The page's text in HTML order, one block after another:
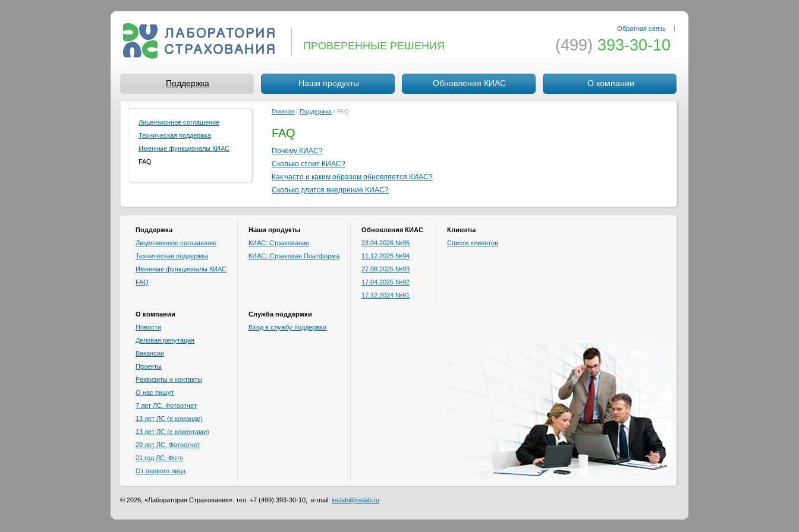
ПРОВЕРЕННЫЕ РЕШЕНИЯ
Обратная связь |
(499) 393-30-10
Поддержка Наши продукты Обновления КИАС О компании
Лицензионное соглашение
Техническая поддержка
Именные функционалы КИАС
FAQ
Главная / Поддержка / FAQ
FAQ
Почему КИАС?
Сколько стоит КИАС?
Как часто и каким образом обновляется КИАС?
Сколько длится внедрение КИАС?
Поддержка
Лицензионное соглашение
Техническая поддержка
Именные функционалы КИАС
FAQ
Наши продукты
КИАС: Страхование
КИАС: Страховая Платформа
Обновления КИАС
23.04.2026 №95
11.12.2025 №94
27.08.2025 №93
17.04.2025 №92
17.12.2024 №91
Клиенты
Список клиентов
О компании
Новости
Деловая репутация
Вакансии
Проекты
Реквизиты и контакты
О нас пишут
7 лет ЛС. Фотоотчет
13 лет ЛС (в команде)
13 лет ЛС (с клиентами)
20 лет ЛС. Фотоотчет
21 год ЛС. Фото
От первого лица
Служба поддержки
Вход в службу поддержки
© 2026, «Лаборатория Страхования». тел. +7 (499) 393-30-10, e-mail: inslab@inslab.ru